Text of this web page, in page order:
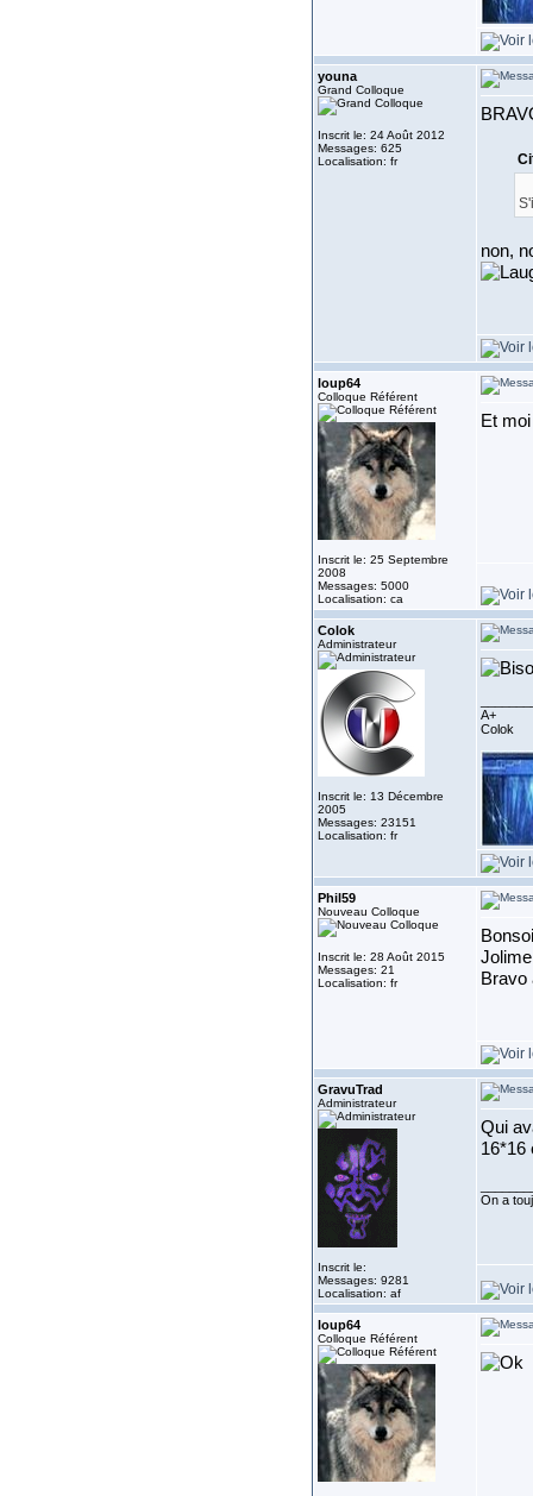
youna
Grand Colloque
Inscrit le: 24 Août 2012
Messages: 625
Localisation: fr
non,
loup64
Colloque Référent
Inscrit le: 25 Septembre
2008
Messages: 5000
Localisation: ca
Et
Colok
Administrateur
Inscrit le: 13 Décembre
2005
Messages: 23151
Localisation: fr
A+
Colok
Phil59
Nouveau Colloque
Inscrit le: 28 Août 2015
Messages: 21
Localisation: fr
Bravo
GravuTrad
Administrateur
Inscrit le:
Messages: 9281
Localisation: af
Qui
16*16
On a
loup64
Colloque Référent